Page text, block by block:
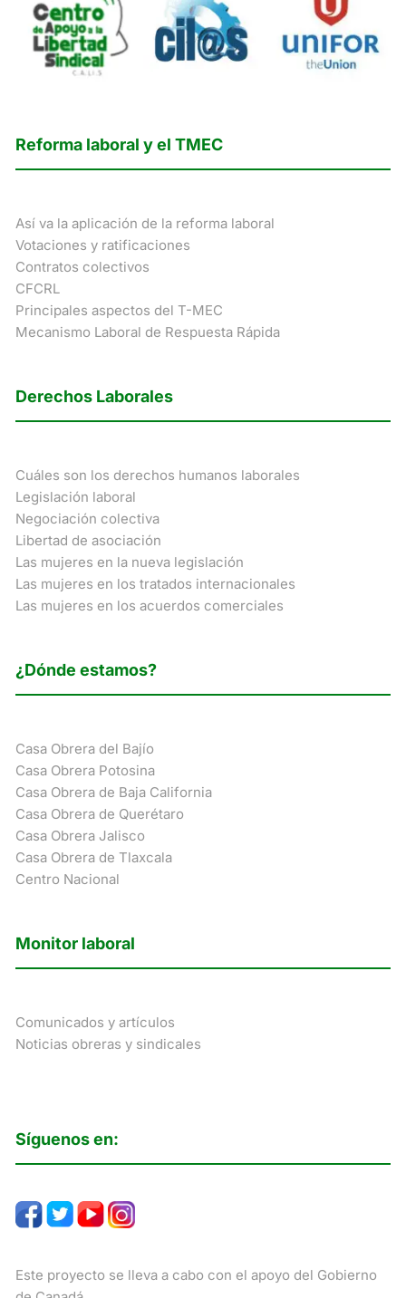
Reforma laboral y el TMEC
Así va la aplicación de la reforma laboral
Votaciones y ratificaciones
Contratos colectivos
CFCRL
Principales aspectos del T-MEC
Mecanismo Laboral de Respuesta Rápida
Derechos Laborales
Cuáles son los derechos humanos laborales
Legislación laboral
Negociación colectiva
Libertad de asociación
Las mujeres en la nueva legislación
Las mujeres en los tratados internacionales
Las mujeres en los acuerdos comerciales
¿Dónde estamos?
Casa Obrera del Bajío
Casa Obrera Potosina
Casa Obrera de Baja California
Casa Obrera de Querétaro
Casa Obrera Jalisco
Casa Obrera de Tlaxcala
Centro Nacional
Monitor laboral
Comunicados y artículos
Noticias obreras y sindicales
Síguenos en:
Este proyecto se lleva a cabo con el apoyo del Gobierno